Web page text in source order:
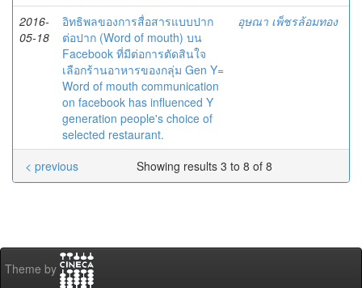
2016-
05-18
อิทธิพลของการสื่อสารแบบปาก
ต่อปาก (Word of mouth) บน
Facebook ที่มีต่อการตัดสินใจ
เลือกร้านอาหารของกลุ่ม Gen Y=
Word of mouth communication
on facebook has influenced Y
generation people's choice of
selected restaurant.
อุษณา เพ็ชรล้อมทอง
Showing results 3 to 8 of 8
< previous
Theme by